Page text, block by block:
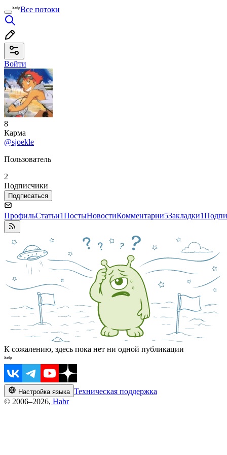
Все потоки
Войти
8
Карма
@sjoekle
Пользователь
2
Подписчики
Подписаться
ПрофильСтатьи1ПостыНовостиКомментарии5Закладки1
К сожалению, здесь пока нет ни одной публикации
Настройка языка Техническая поддержка
© 2006–2026, Habr